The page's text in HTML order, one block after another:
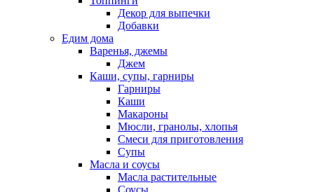
Декор для выпечки
Добавки
Едим дома
Варенья, джемы
Джем
Каши, супы, гарниры
Гарниры
Каши
Макароны
Мюсли, гранолы, хлопья
Смеси для приготовления
Супы
Масла и соусы
Масла растительные
Соусы